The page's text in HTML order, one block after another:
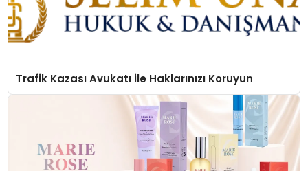
Trafik Kazası Avukatı ile Haklarınızı Koruyun